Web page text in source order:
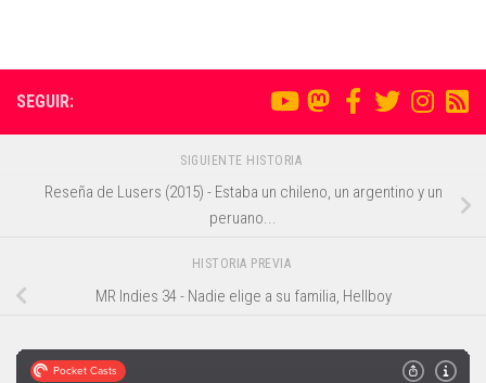
SEGUIR:
SIGUIENTE HISTORIA
Reseña de Lusers (2015) - Estaba un chileno, un argentino y un
peruano...
HISTORIA PREVIA
MR Indies 34 - Nadie elige a su familia, Hellboy